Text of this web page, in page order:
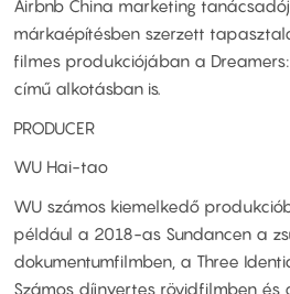
Airbnb China marketing
márkaépítésben szerzett
filmes produkciójában a
című alkotásban is.
PRODUCER
WU Hai-tao
WU számos kiemelkedő
például a 2018-as Sundancen a
dokumentumfilmben, a Three
Számos díjnyertes rövidfilmben és